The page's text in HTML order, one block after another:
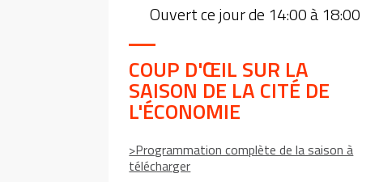
Ouvert ce jour de 14:00 à 18:00
COUP D'ŒIL SUR LA
SAISON DE LA CITÉ DE
L'ÉCONOMIE
>Programmation complète de la saison à
télécharger